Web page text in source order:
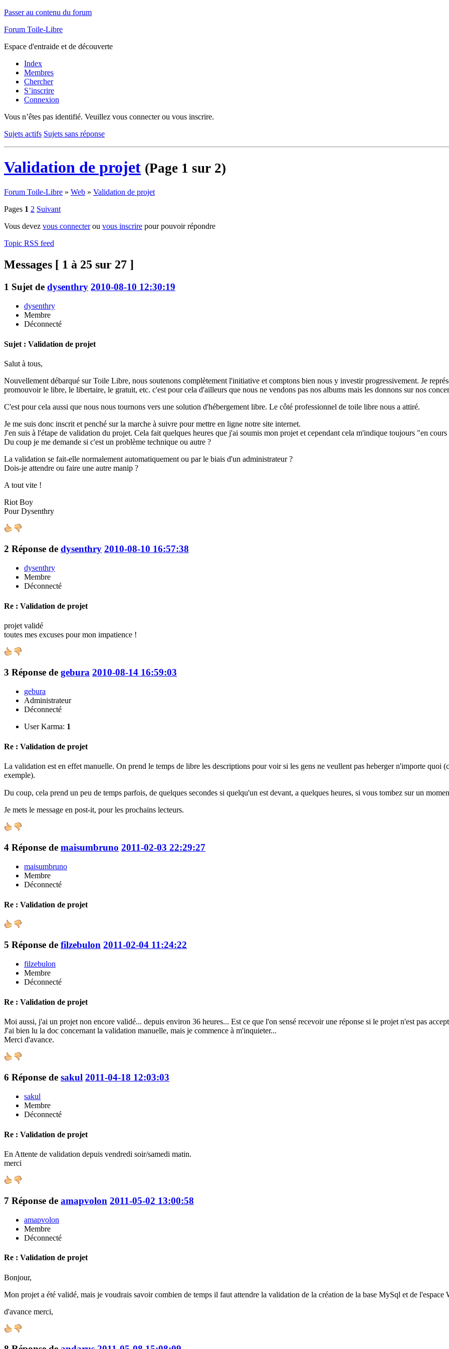
Passer au contenu du forum
Forum Toile-Libre
Espace d'entraide et de découverte
Index
Membres
Chercher
S’inscrire
Connexion
Vous n’êtes pas identifié. Veuillez vous connecter ou vous inscrire.
Sujets actifs Sujets sans réponse
Validation de projet (Page 1 sur 2)
Forum Toile-Libre » Web » Validation de projet
Pages 1 2 Suivant
Vous devez vous connecterou vous inscrire pour pouvoir répondre
Topic RSS feed
Messages [ 1 à 25 sur 27 ]
1 Sujet de dysenthry 2010-08-10 12:30:19
dysenthry
Membre
Déconnecté
Sujet : Validation de projet
Salut à tous,
Nouvellement débarqué sur Toile Libre, nous soutenons complètement l'initiative et comptons bien nous y investir progressivement. Je
promouvoir le libre, le libertaire, le gratuit, etc. c'est pour cela d'ailleurs que nous ne vendons pas nos albums mais les donnons sur nos
C'est pour cela aussi que nous nous tournons vers une solution d'hébergement libre. Le côté professionnel de toile libre nous a attiré.
Je me suis donc inscrit et penché sur la marche à suivre pour mettre en ligne notre site internet.
J'en suis à l'étape de validation du projet. Cela fait quelques heures que j'ai soumis mon projet et cependant cela m'indique toujours "en
Du coup je me demande si c'est un problème technique ou autre ?
La validation se fait-elle normalement automatiquement ou par le biais d'un administrateur ?
Dois-je attendre ou faire une autre manip ?
A tout vite !
Riot Boy
Pour Dysenthry
2 Réponse de dysenthry 2010-08-10 16:57:38
dysenthry
Membre
Déconnecté
Re : Validation de projet
projet validé
toutes mes excuses pour mon impatience !
3 Réponse de gebura 2010-08-14 16:59:03
gebura
Administrateur
Déconnecté
User Karma: 1
Re : Validation de projet
La validation est en effet manuelle. On prend le temps de libre les descriptions pour voir si les gens ne veullent pas heberger n'importe quoi
exemple).
Du coup, cela prend un peu de temps parfois, de quelques secondes si quelqu'un est devant, a quelques heures, si vous tombez sur un
Je mets le message en post-it, pour les prochains lecteurs.
4 Réponse de maisumbruno 2011-02-03 22:29:27
maisumbruno
Membre
Déconnecté
Re : Validation de projet
5 Réponse de filzebulon 2011-02-04 11:24:22
filzebulon
Membre
Déconnecté
Re : Validation de projet
Moi aussi, j'ai un projet non encore validé... depuis environ 36 heures... Est ce que l'on sensé recevoir une réponse si le projet n'est pas
J'ai bien lu la doc concernant la validation manuelle, mais je commence à m'inquieter...
Merci d'avance.
6 Réponse de sakul 2011-04-18 12:03:03
sakul
Membre
Déconnecté
Re : Validation de projet
En Attente de validation depuis vendredi soir/samedi matin.
merci
7 Réponse de amapvolon 2011-05-02 13:00:58
amapvolon
Membre
Déconnecté
Re : Validation de projet
Bonjour,
Mon projet a été validé, mais je voudrais savoir combien de temps il faut attendre la validation de la création de la base MySql et de l'espace
d'avance merci,